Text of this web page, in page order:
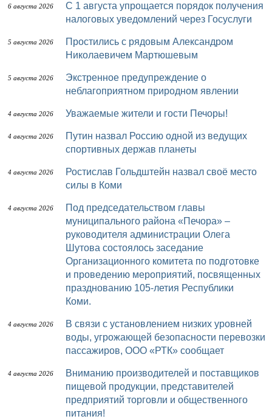
6 августа 2026
С 1 августа упрощается порядок получения
налоговых уведомлений через Госуслуги
5 августа 2026
Простились с рядовым Александром
Николаевичем Мартюшевым
5 августа 2026
Экстренное предупреждение о
неблагоприятном природном явлении
4 августа 2026 Уважаемые жители и гости Печоры!
4 августа 2026
Путин назвал Россию одной из ведущих
спортивных держав планеты
4 августа 2026
Ростислав Гольдштейн назвал своё место
силы в Коми
4 августа 2026
Под председательством главы
муниципального района «Печора» –
руководителя администрации Олега
Шутова состоялось заседание
Организационного комитета по подготовке
и проведению мероприятий, посвященных
празднованию 105-летия Республики
Коми.
4 августа 2026
В связи с установлением низких уровней
воды, угрожающей безопасности перевозки
пассажиров, ООО «РТК» сообщает
4 августа 2026
Вниманию производителей и поставщиков
пищевой продукции, представителей
предприятий торговли и общественного
питания!